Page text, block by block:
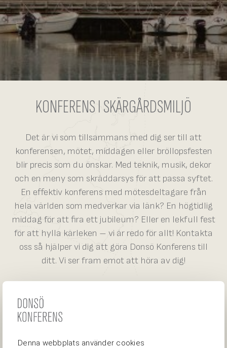
Denna webbplats använder cookies
KONFERENS I SKÄRGÅRDSMILJÖ
Det är vi som tillsammans med dig ser till att
konferensen, mötet, middagen eller bröllopsfesten
blir precis som du önskar. Med teknik, musik, dekor
och en meny som skräddarsys för att passa syftet.
En effektiv konferens med mötesdeltagare från
hela världen som medverkar via länk? En högtidlig
middag för att fira ett jubileum? Eller en lekfull fest
för att hylla kärleken – vi är redo för allt! Kontakta
oss så hjälper vi dig att göra Donsö Konferens till
ditt. Vi ser fram emot att höra av dig!